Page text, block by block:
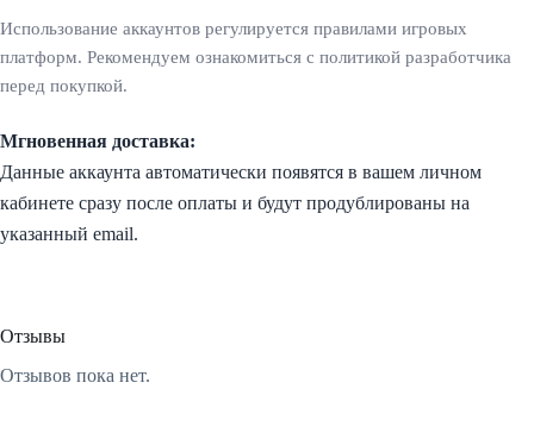
Использование аккаунтов регулируется правилами игровых
платформ. Рекомендуем ознакомиться с политикой разработчика
перед покупкой.
Мгновенная доставка:
Данные аккаунта автоматически появятся в вашем личном
кабинете сразу после оплаты и будут продублированы на
указанный email.
Отзывы
Отзывов пока нет.